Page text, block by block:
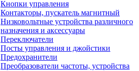
Кнопки управления
Контакторы, пускатель магнитный
Низковольтные устройства различного
назначения и аксессуары
Переключатели
Посты управления и джойстики
Предохранители
Преобразователи частоты, устройства